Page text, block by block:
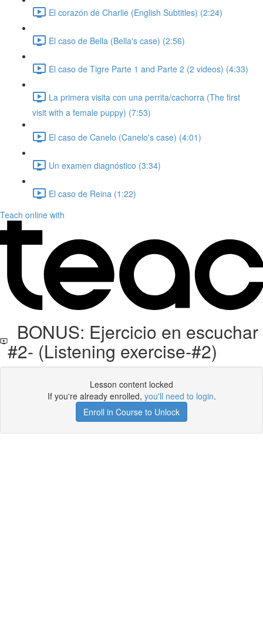
El corazón de Charlie (English Subtitles) (2:24)
El caso de Bella (Bella's case) (2:56)
El caso de Tigre Parte 1 and Parte 2 (2 videos) (4:33)
La primera visita con una perrita/cachorra (The first
visit with a female puppy) (7:53)
El caso de Canelo (Canelo's case) (4:01)
Un examen diagnóstico (3:34)
El caso de Reina (1:22)
Teach online with
BONUS: Ejercicio en escuchar
#2- (Listening exercise-#2)
Lesson content locked
If you're already enrolled, you'll need to login.
Enroll in Course to Unlock